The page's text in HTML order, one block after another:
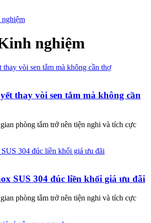
nghiệm
thay vòi sen tắm mà không cần
phòng tắm trở nên tiện nghi và tích cực
SUS 304 đúc liền khối giá ưu đãi
phòng tắm trở nên tiện nghi và tích cực